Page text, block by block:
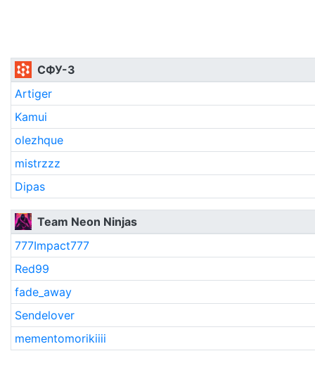
СФУ-3
Artiger
Kamui
olezhque
mistrzzz
Dipas
Team Neon Ninjas
777Impact777
Red99
fade_away
Sendelover
mementomorikiiii